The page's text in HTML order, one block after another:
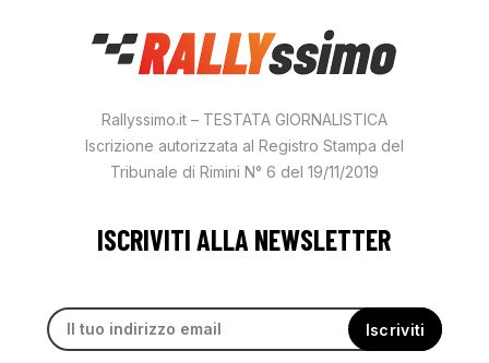
Rallyssimo.it – TESTATA GIORNALISTICA
Iscrizione autorizzata al Registro Stampa del
Tribunale di Rimini N° 6 del 19/11/2019
ISCRIVITI ALLA NEWSLETTER